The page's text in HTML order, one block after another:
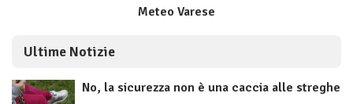
Meteo Varese
Ultime Notizie
No, la sicurezza non è una caccia alle streghe